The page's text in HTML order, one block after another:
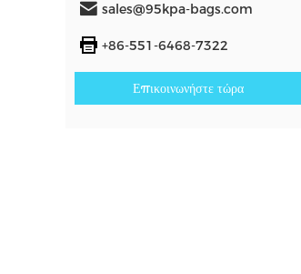
sales@95kpa-bags.com
+86-551-6468-7322
Επικοινωνήστε τώρα